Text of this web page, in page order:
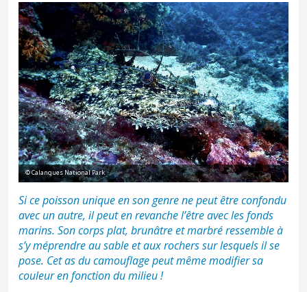
© Calanques National Park
Si ce poisson unique en son genre ne peut être confondu
avec un autre, il peut en revanche l’être avec les fonds
marins. Son corps plat, brunâtre et marbré ressemble à
s’y méprendre au sable et aux rochers sur lesquels il se
pose. Cet as du camouflage peut même modifier sa
couleur en fonction du milieu !